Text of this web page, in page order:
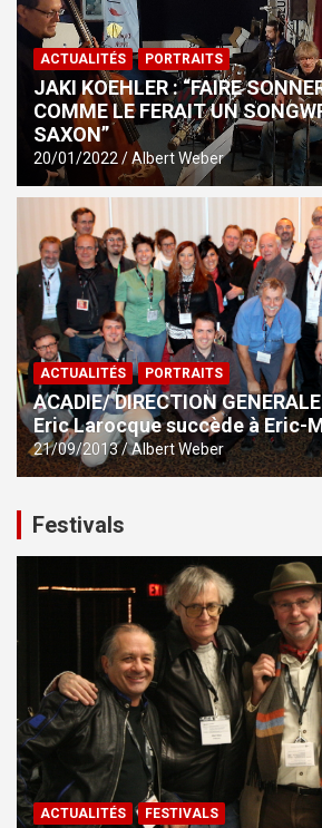
ACTUALITÉS PORTRAITS
JAKI KOEHLER : “FAIRE
COMME LE FERAIT UN
SAXON”
20/01/2022 Albert Weber
ACTUALITÉS PORTRAITS
ACADIE/ DIRECTION
Eric Larocque succède à Eric-
21/09/2013 Albert Weber
Festivals
ACTUALITÉS FESTIVALS